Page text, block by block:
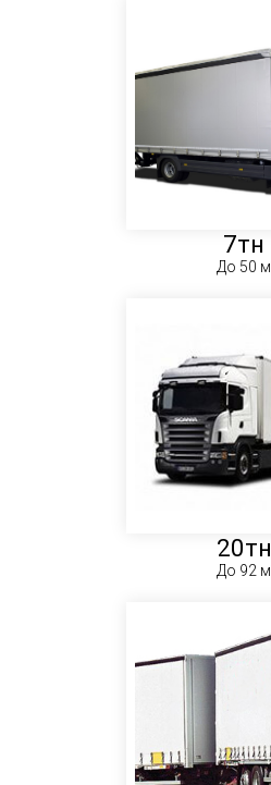
7тн
До 50 м
20тн
До 92 м